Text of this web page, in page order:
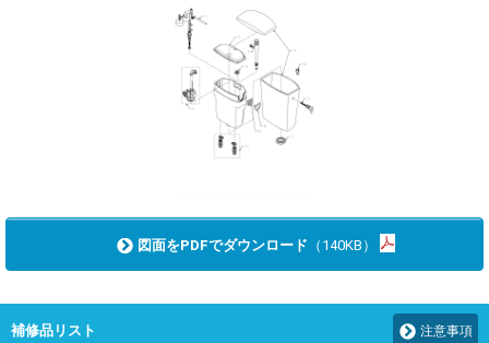
図面をPDFでダウンロード （140KB）
補修品リスト 注意事項